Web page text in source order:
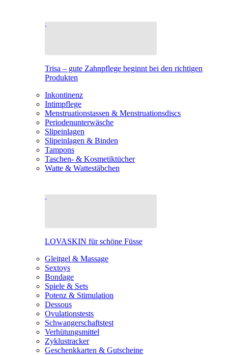
Trisa – gute Zahnpflege beginnt bei den richtigen
Produkten
Inkontinenz
Intimpflege
Menstruationstassen & Menstruationsdiscs
Periodenunterwäsche
Slipeinlagen
Slipeinlagen & Binden
Tampons
Taschen- & Kosmetiktücher
Watte & Wattestäbchen
LOVASKIN für schöne Füsse
Gleitgel & Massage
Sextoys
Bondage
Spiele & Sets
Potenz & Stimulation
Dessous
Ovulationstests
Schwangerschaftstest
Verhütungsmittel
Zyklustracker
Geschenkkarten & Gutscheine